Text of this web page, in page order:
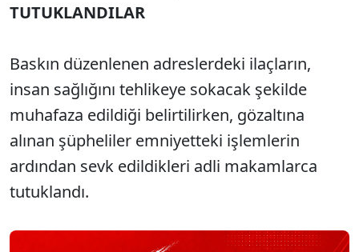
TUTUKLANDILAR
Baskın düzenlenen adreslerdeki ilaçların,
insan sağlığını tehlikeye sokacak şekilde
muhafaza edildiği belirtilirken, gözaltına
alınan şüpheliler emniyetteki işlemlerin
ardından sevk edildikleri adli makamlarca
tutuklandı.